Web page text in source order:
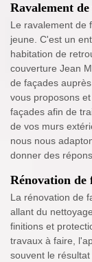
Ravalement
Le ravalement de
jeune. C'est un
habitation de
couverture Jean
de façades
vous proposons
façades afin de
de vos murs
nous nous
donner des
Rénovation de
La rénovation de
allant du
finitions et
travaux à faire,
souvent le